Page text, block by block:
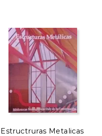
Estructruras Metalicas